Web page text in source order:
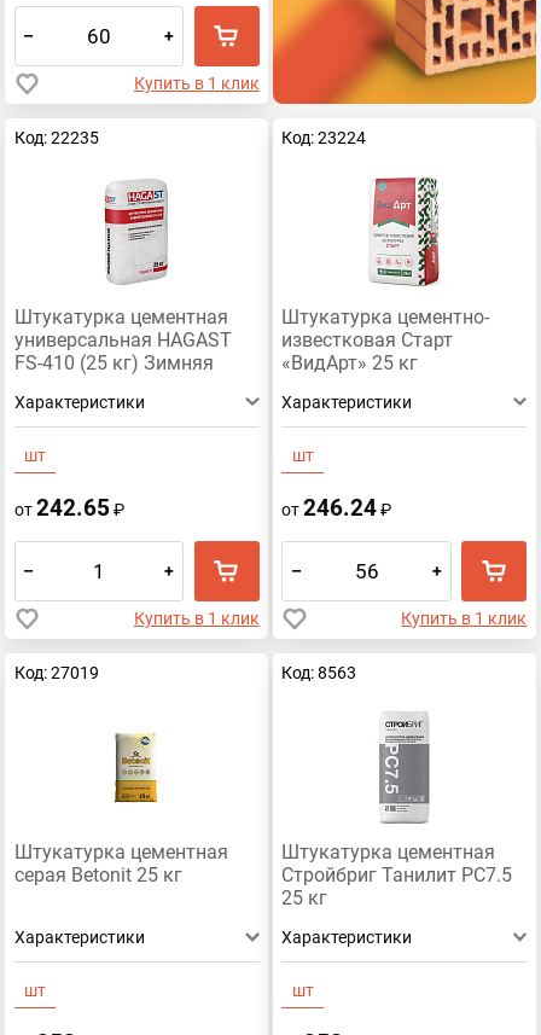
– +
Купить в 1 клик
Код: 22235
Штукатурка цементная
универсальная HAGAST
FS-410 (25 кг) Зимняя
Характеристики
шт
от242.65 ₽
– +
Купить в 1 клик
Код: 23224
Штукатурка цементно-
известковая Старт
«ВидАрт» 25 кг
Характеристики
шт
от246.24₽
– +
Купить в 1 клик
Код: 27019
Штукатурка цементная
серая Betonit 25 кг
Характеристики
шт
Код: 8563
Штукатурка цементная
Стройбриг Танилит РС7.5
25 кг
Характеристики
шт